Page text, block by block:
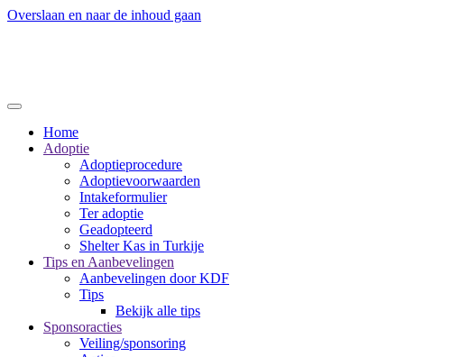
Overslaan en naar de inhoud gaan
Home
Adoptie
Adoptieprocedure
Adoptievoorwaarden
Intakeformulier
Ter adoptie
Geadopteerd
Shelter Kas in Turkije
Tips en Aanbevelingen
Aanbevelingen door KDF
Tips
Bekijk alle tips
Sponsoracties
Veiling/sponsoring